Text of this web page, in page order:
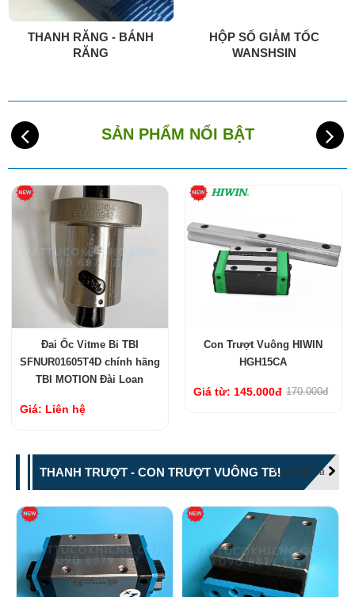
THANH RĂNG - BÁNH
RĂNG
HỘP SỐ GIẢM TỐC
WANSHSIN
SẢN PHẨM NỔI BẬT
Đai Ốc Vitme Bi TBI
SFNUR01605T4D chính hãng
TBI MOTION Đài Loan
Giá: Liên hệ
Con Trượt Vuông HIWIN
HGH15CA
Giá từ: 145.000đ 170.000đ
THANH TRƯỢT - CON TRƯỢT VUÔNG TBIXem tất cả